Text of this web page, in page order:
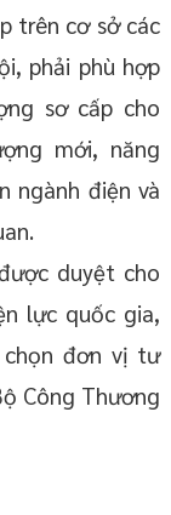
trên cơ sở các
phải phù hợp
sơ cấp cho
mới, năng
ngành điện và
duyệt cho
lực quốc gia,
đơn vị tư
Công Thương